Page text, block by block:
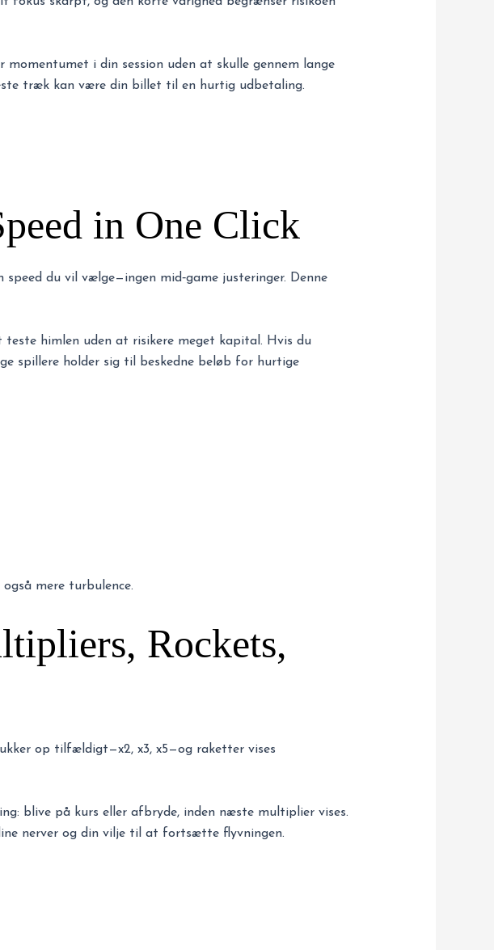
i din session uden at skulle gennem lange
træk kan være din billet til en hurtig udbetaling.
in One Click
du vil vælge—ingen mid‑game justeringer. Denne
himlen uden at risikere meget kapital. Hvis du
spillere holder sig til beskedne beløb for hurtige
mere turbulence.
Rockets,
op tilfældigt—x2, x3, x5—og raketter vises
blive på kurs eller afbryde, inden næste multiplier vises.
nerver og din vilje til at fortsætte flyvningen.